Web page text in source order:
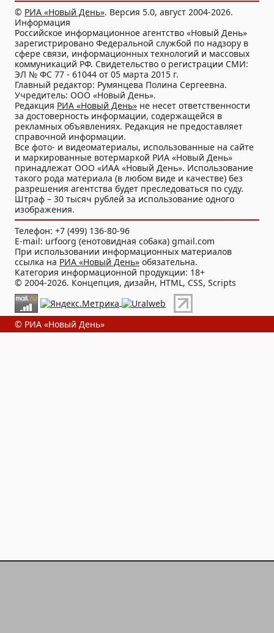
© РИА «Новый День». Версия 5.0, август 2004-2026.
Информация
Российское информационное агентство «Новый День»
зарегистрировано Федеральной службой по надзору в
сфере связи, информационных технологий и массовых
коммуникаций РФ. Свидетельство о регистрации СМИ:
ЭЛ № ФС 77 - 61044 от 05 марта 2015 г.
Главный редактор: Румянцева Полина Сергеевна.
Учредитель: ООО «Новый День».
Редакция РИА «Новый День» не несет ответственности
за достоверность информации, содержащейся в
рекламных объявлениях. Редакция не предоставляет
справочной информации.
Все фото- и видеоматериалы, использованные на сайте
и маркированные вотермаркой РИА «Новый День»
принадлежат ООО «ИАА «Новый День». Использование
такого рода материала (в любом виде и качестве) без
разрешения агентства будет преследоваться по суду.
Штраф – 30 тысяч рублей за использование одного
изображения.
Телефон: +7 (499) 136-80-96
E-mail: urfoorg (енотовидная собака) gmail.com
При использовании информационных материалов
ссылка на РИА «Новый День» обязательна.
Категория информационной продукции: 18+
© 2004-2026. Концепция, дизайн, HTML, CSS, Scripts
© РИА «Новый День»